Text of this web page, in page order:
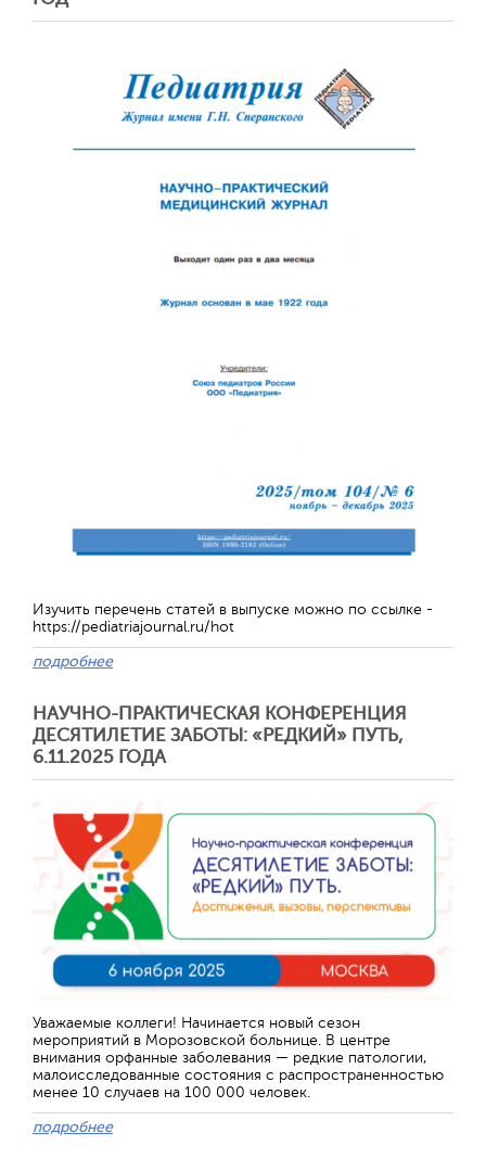
Изучить перечень статей в выпуске можно по ссылке -
https://pediatriajournal.ru/hot
подробнее
НАУЧНО-ПРАКТИЧЕСКАЯ КОНФЕРЕНЦИЯ
ДЕСЯТИЛЕТИЕ ЗАБОТЫ: «РЕДКИЙ» ПУТЬ,
6.11.2025 ГОДА
Уважаемые коллеги! Начинается новый сезон
мероприятий в Морозовской больнице. В центре
внимания орфанные заболевания — редкие патологии,
малоисследованные состояния с распространенностью
менее 10 случаев на 100 000 человек.
подробнее
Отправить